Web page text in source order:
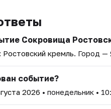
Сокровища
Ростовский кремль. Город —
событие?
2026 • понедельник •